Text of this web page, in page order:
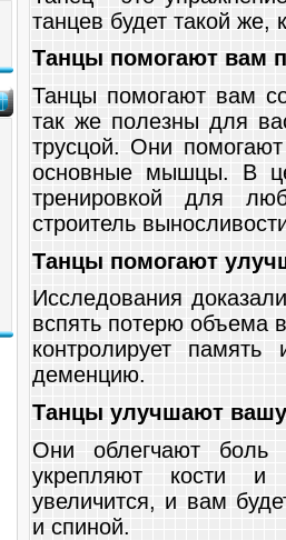
танцев будет такой же,
Танцы помогают вам
Танцы помогают вам
так же полезны для
трусцой. Они
основные мышцы. В
тренировкой для
строитель
Танцы помогают
Исследования
вспять потерю объема
контролирует
деменцию.
Танцы улучшают вашу
Они облегчают
укрепляют кости
увеличится, и вам
и спиной.